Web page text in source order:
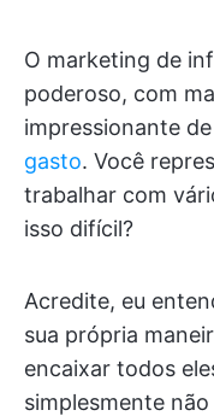
O marketing de
poderoso, com
impressionante de
gasto. Você
trabalhar com
isso difícil?
Acredite, eu
sua própria
encaixar todos
simplesmente